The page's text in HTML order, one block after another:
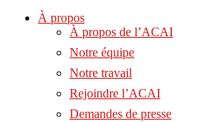
À propos
À propos de l’ACAI
Notre équipe
Notre travail
Rejoindre l’ACAI
Demandes de presse